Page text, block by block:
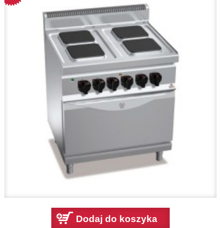
Dodaj do koszyka